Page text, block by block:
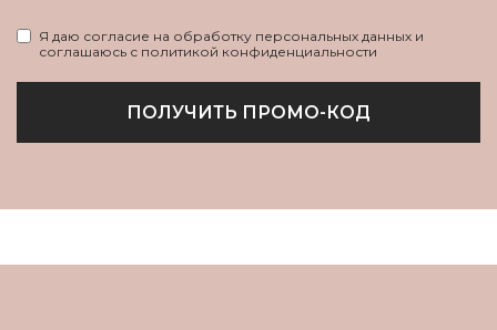
Я даю согласие на обработку персональных данных и
соглашаюсь с политикой конфиденциальности
ПОЛУЧИТЬ ПРОМО-КОД